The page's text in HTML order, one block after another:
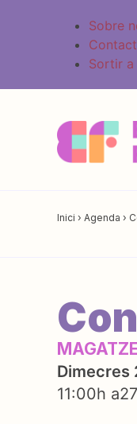
Sobre
Sortir a
Inici › Agenda ›
Dimecres
11:00h a